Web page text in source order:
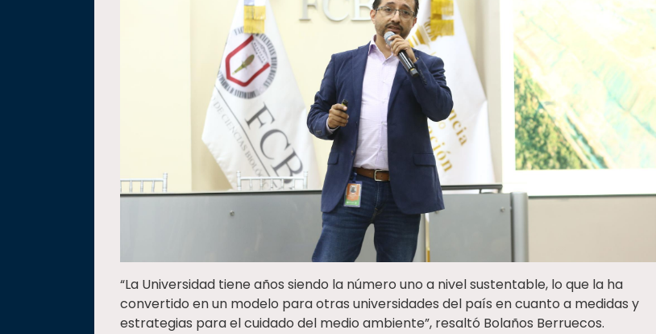
“La Universidad tiene años siendo la número uno a nivel sustentable, lo que la ha
convertido en un modelo para otras universidades del país en cuanto a medidas y
estrategias para el cuidado del medio ambiente”, resaltó Bolaños Berruecos.